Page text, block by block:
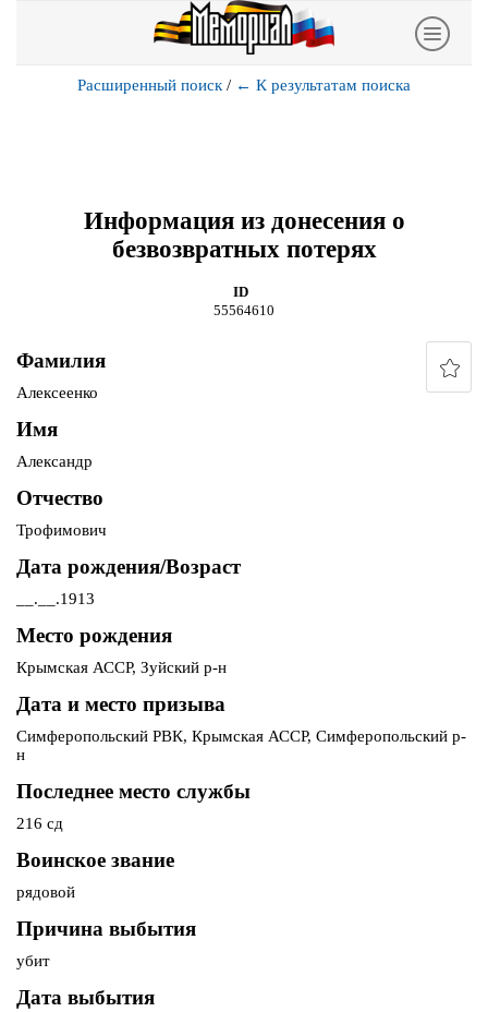
Расширенный поиск / ← К результатам поиска
Информация из донесения о
безвозвратных потерях
ID
55564610
Фамилия
Алексеенко
Имя
Александр
Отчество
Трофимович
Дата рождения/Возраст
__.__.1913
Место рождения
Крымская АССР, Зуйский р-н
Дата и место призыва
Симферопольский РВК, Крымская АССР, Симферопольский р-
н
Последнее место службы
216 сд
Воинское звание
рядовой
Причина выбытия
убит
Дата выбытия